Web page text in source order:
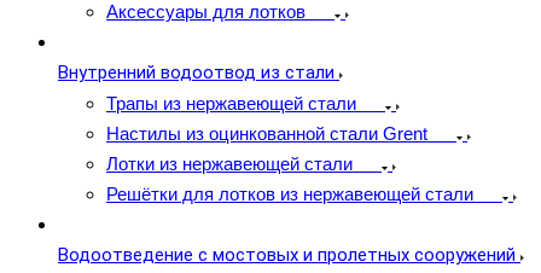
Аксессуары для лотков
Внутренний водоотвод из стали
Трапы из нержавеющей стали
Настилы из оцинкованной стали Grent
Лотки из нержавеющей стали
Решётки для лотков из нержавеющей стали
Водоотведение с мостовых и пролетных сооружений